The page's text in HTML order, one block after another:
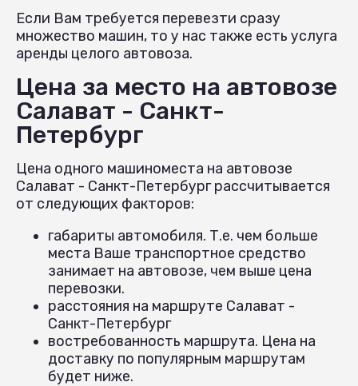
Если Вам требуется перевезти сразу
множество машин, то у нас также есть услуга
аренды целого автовоза.
Цена за место на автовозе
Салават - Санкт-
Петербург
Цена одного машиноместа на автовозе
Салават - Санкт-Петербург рассчитывается
от следующих факторов:
габариты автомобиля. Т.е. чем больше
места Ваше транспортное средство
занимает на автовозе, чем выше цена
перевозки.
расстояния на маршруте Салават -
Санкт-Петербург
востребованность маршрута. Цена на
доставку по популярным маршрутам
будет ниже.